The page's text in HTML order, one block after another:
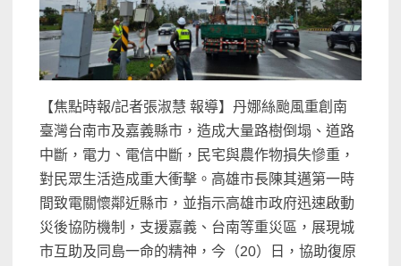
【焦點時報/記者張淑慧 報導】丹娜絲颱風重創南
臺灣台南市及嘉義縣市，造成大量路樹倒塌、道路
中斷，電力、電信中斷，民宅與農作物損失慘重，
對民眾生活造成重大衝擊。高雄市長陳其邁第一時
間致電關懷鄰近縣市，並指示高雄市政府迅速啟動
災後協防機制，支援嘉義、台南等重災區，展現城
市互助及同島一命的精神，今（20）日，協助復原